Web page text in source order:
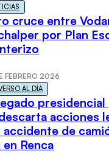
cruce entre
por Plan
FEBRERO 2026
AL DÍA
presidencial
acciones
accidente de
en Renca